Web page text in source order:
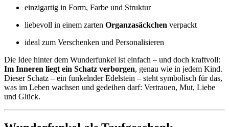
einzigartig in Form, Farbe und Struktur
liebevoll in einem zarten Organzasäckchen verpackt
ideal zum Verschenken und Personalisieren
Die Idee hinter dem Wunderfunkel ist einfach – und doch kraftvoll:
Im Inneren liegt ein Schatz verborgen, genau wie in jedem Kind.
Dieser Schatz – ein funkelnder Edelstein – steht symbolisch für das,
was im Leben wachsen und gedeihen darf: Vertrauen, Mut, Liebe
und Glück.